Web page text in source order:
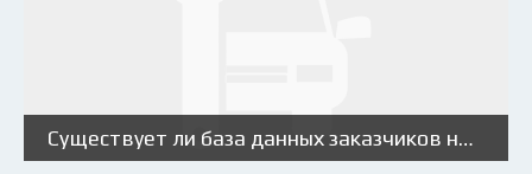
Существует ли база данных заказчиков на контейнерные перевозки?